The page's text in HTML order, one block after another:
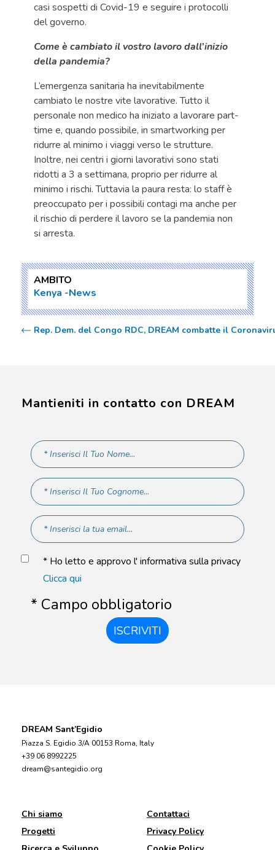
casi sospetti di Covid-19 e seguire i protocolli
del governo.
Come è cambiato il vostro lavoro dall’inizio
della pandemia?
L’emergenza sanitaria ha inevitabilmente
cambiato le nostre vite lavorative. Tutto il
personale non medico ha iniziato a lavorare part-
time e, quando possibile, in smartworking per
ridurre al minimo i viaggi verso le strutture.
Inoltre, nei centri i giorni lavorativi sono stati
ridotti a 3 a settimana, proprio per ridurre al
minimo i rischi. Tuttavia la paura resta: lo staff è
preoccupato per i possibili contagi ma anche per
il rischio di perdere il lavoro se la pandemia non
si arresta.
AMBITO
Kenya News
Rep. Dem. del Congo RDC, DREAM combatte il
Mantieniti in contatto con DREAM
* Ho letto e approvo l' informativa sulla privacy
Clicca qui
* Campo obbligatorio
ISCRIVITI
DREAM Sant’Egidio
Piazza S. Egidio 3/A 00153 Roma, Italy
+39 06 8992225
dream@santegidio.org
Chi siamo
Progetti
Contattaci
Privacy Policy